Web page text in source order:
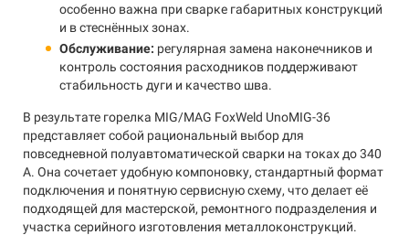
особенно важна при сварке габаритных конструкций
и в стеснённых зонах.
Обслуживание: регулярная замена наконечников и
контроль состояния расходников поддерживают
стабильность дуги и качество шва.
В результате горелка MIG/MAG FoxWeld UnoMIG-36
представляет собой рациональный выбор для
повседневной полуавтоматической сварки на токах до 340
А. Она сочетает удобную компоновку, стандартный формат
подключения и понятную сервисную схему, что делает её
подходящей для мастерской, ремонтного подразделения и
участка серийного изготовления металлоконструкций.